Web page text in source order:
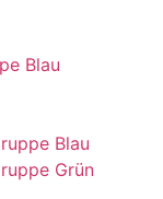
Blau
Blau
Grün